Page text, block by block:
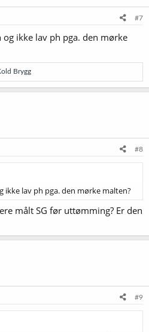
#7
ikke lav ph pga. den mørke
Brygg
#8
ikke lav ph pga. den mørke malten?
målt SG før uttømming? Er den
#9